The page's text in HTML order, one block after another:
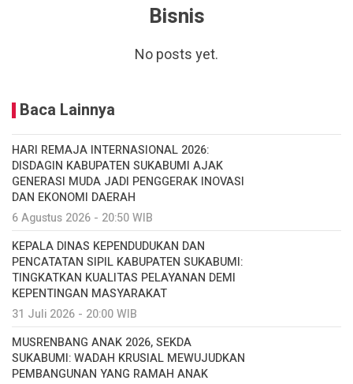
Bisnis
No posts yet.
Baca Lainnya
HARI REMAJA INTERNASIONAL 2026:
DISDAGIN KABUPATEN SUKABUMI AJAK
GENERASI MUDA JADI PENGGERAK INOVASI
DAN EKONOMI DAERAH
6 Agustus 2026 - 20:50 WIB
KEPALA DINAS KEPENDUDUKAN DAN
PENCATATAN SIPIL KABUPATEN SUKABUMI:
TINGKATKAN KUALITAS PELAYANAN DEMI
KEPENTINGAN MASYARAKAT
31 Juli 2026 - 20:00 WIB
MUSRENBANG ANAK 2026, SEKDA
SUKABUMI: WADAH KRUSIAL MEWUJUDKAN
PEMBANGUNAN YANG RAMAH ANAK